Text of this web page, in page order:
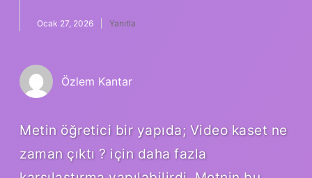
Ocak 27, 2026 Yanıtla
Özlem Kantar
Metin öğretici bir yapıda; Video kaset ne
zaman çıktı ? için daha fazla